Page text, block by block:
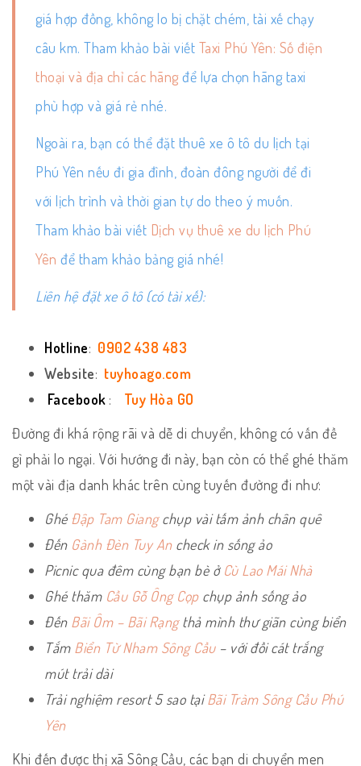
giá hợp đồng, không lo bị chặt chém, tài xế chạy
câu km. Tham khảo bài viết Taxi Phú Yên: Số điện
thoại và địa chỉ các hãngđể lựa chọn hãng taxi
phù hợp và giá rẻ nhé.
Ngoài ra, bạn có thể đặt thuê xe ô tô du lịch tại
Phú Yên nếu đi gia đình, đoàn đông người để đi
với lịch trình và thời gian tự do theo ý muốn.
Tham khảo bài viết Dịch vụ thuê xe du lịch Phú
Yên để tham khảo bảng giá nhé!
Liên hệ đặt xe ô tô (có tài xế):
Hotline: 0902 438 483
Website: tuyhoago.com
Facebook :
Tuy Hòa GO
Đường đi khá rộng rãi và dễ di chuyển, không có vấn đề
gì phải lo ngại. Với hướng đi này, bạn còn có thể ghé thăm
một vài địa danh khác trên cùng tuyến đường đi như:
Ghé Đập Tam Giangchụp vài tấm ảnh chân quê
Đến Gành Đèn Tuy Ancheck in sống ảo
Picnic qua đêm cùng bạn bè ở Cù Lao Mái Nhà
Ghé thăm Cầu Gỗ Ông Cọpchụp ảnh sống ảo
Đến Bãi Ôm – Bãi Rạngthả mình thư giãn cùng biển
Tắm Biển Từ Nham Sông Cầu– với đồi cát trắng
mút trải dài
Trải nghiệm resort 5 sao tạiBãi Tràm Sông Cầu Phú
Yên
Khi đến được thị xã Sông Cầu, các bạn di chuyển men